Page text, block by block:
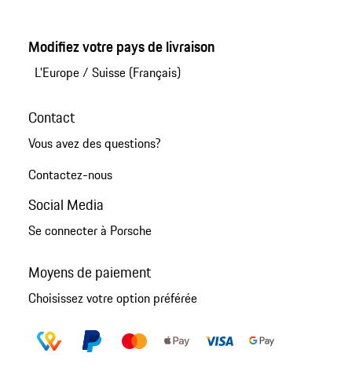
Modifiez votre pays de livraison
L'Europe/ Suisse (Français)
Contact
Vous avez des questions?
Contactez-nous
Social Media
Se connecter à Porsche
Moyens de paiement
Choisissez votre option préférée